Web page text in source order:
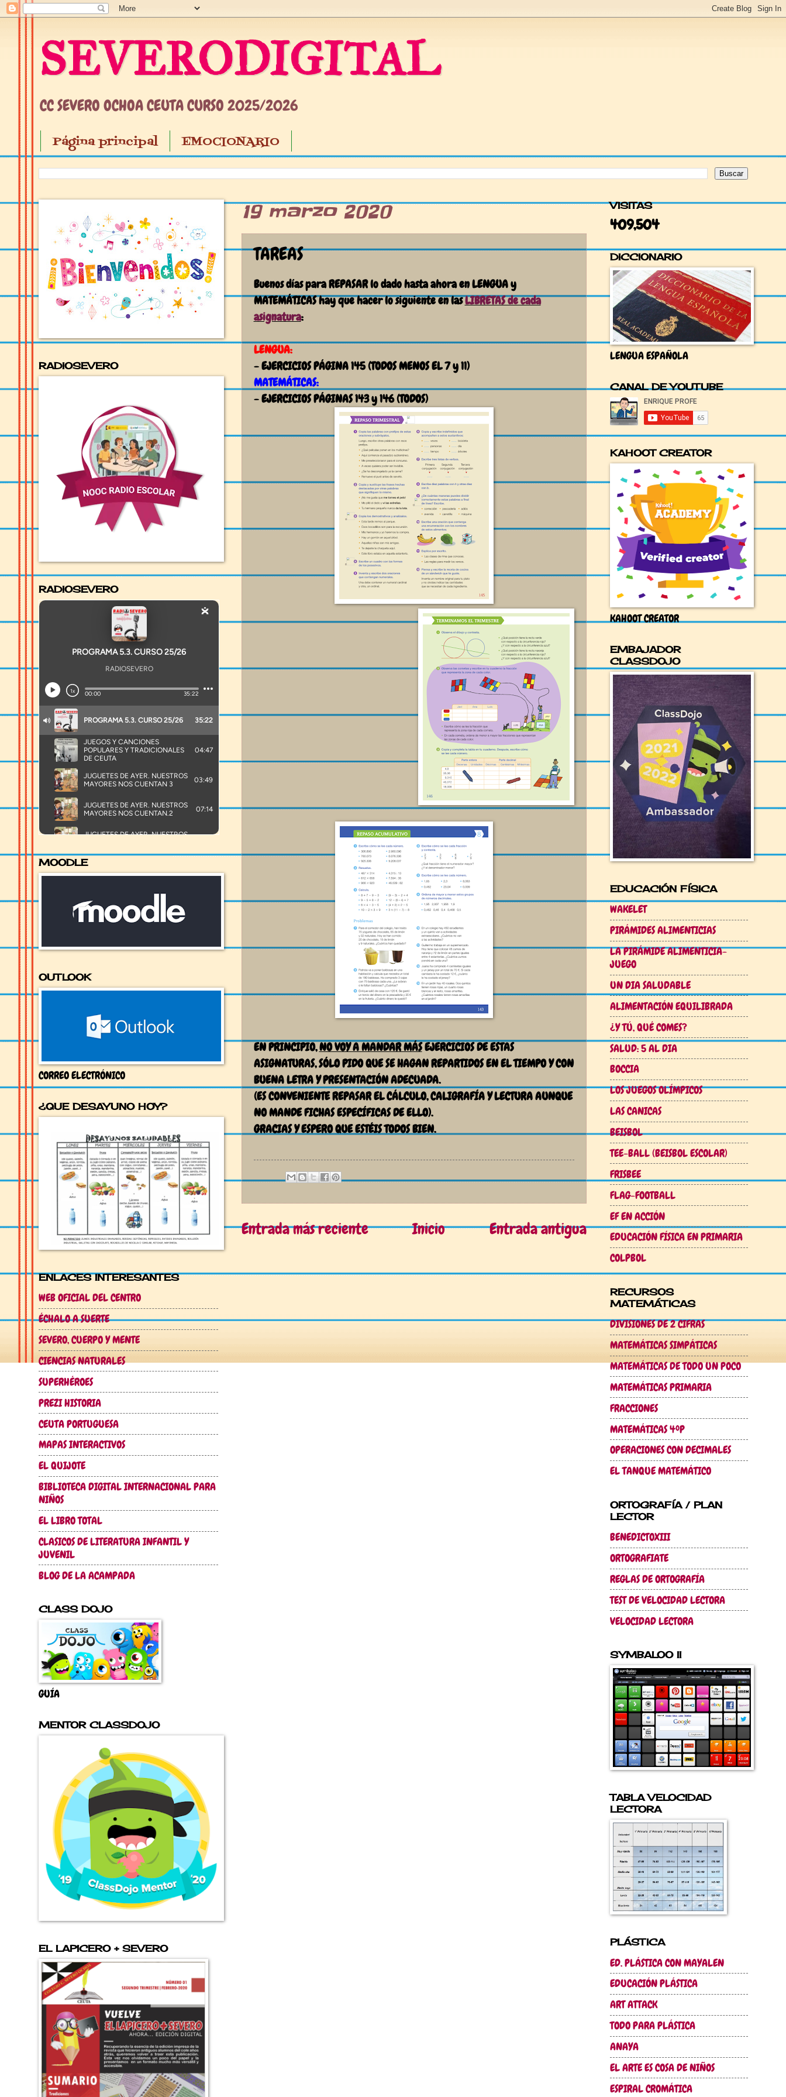
SEVERODIGITAL
CC SEVERO OCHOA CEUTA CURSO 2025/2026
Página principal EMOCIONARIO
19 marzo 2020
TAREAS
Buenos días para REPASAR lo dado hasta ahora en LENGUA y
MATEMÁTICAS hay que hacer lo siguiente en lasLIBRETAS de cada
asignatura:
LENGUA:
- EJERCICIOS PÁGINA 145 (TODOS MENOS EL 7 y 11)
MATEMÁTICAS:
- EJERCICIOS PÁGINAS 143 y 146 (TODOS)
EN PRINCIPIO,NO VOY A MANDAR MÁSEJERCICIOS DE ESTAS
ASIGNATURAS, SÓLO PIDO QUE SE HAGAN REPARTIDOS EN EL TIEMPO Y CON
BUENA LETRA Y PRESENTACIÓN ADECUADA.
(ES CONVENIENTE REPASAR EL CÁLCULO, CALIGRAFÍA Y LECTURA AUNQUE
NO MANDE FICHAS ESPECÍFICAS DE ELLO).
GRACIAS Y ESPERO QUE ESTÉIS TODOS BIEN.
Entrada más reciente Entrada antigua
Inicio
RADIOSEVERO
RADIOSEVERO
MOODLE
OUTLOOK
CORREO ELECTRÓNICO
¿QUE DESAYUNO HOY?
ENLACES INTERESANTES
WEB OFICIAL DEL CENTRO
ÉCHALO A SUERTE
SEVERO, CUERPO Y MENTE
CIENCIAS NATURALES
SUPERHÉROES
PREZI HISTORIA
CEUTA PORTUGUESA
MAPAS INTERACTIVOS
EL QUIJOTE
BIBLIOTECA DIGITAL INTERNACIONAL PARA
NIÑOS
EL LIBRO TOTAL
CLASICOS DE LITERATURA INFANTIL Y
JUVENIL
BLOG DE LA ACAMPADA
CLASS DOJO
GUÍA
MENTOR CLASSDOJO
EL LAPICERO + SEVERO
VISITAS
409,504
DICCIONARIO
LENGUA ESPAÑOLA
CANAL DE YOUTUBE
KAHOOT CREATOR
KAHOOT CREATOR
EMBAJADOR
CLASSDOJO
EDUCACIÓN FÍSICA
WAKELET
PIRÁMIDES ALIMENTICIAS
LA PIRÁMIDE ALIMENTICIA-
JUEGO
UN DIA SALUDABLE
ALIMENTACIÓN EQUILIBRADA
¿Y TÚ, QUÉ COMES?
SALUD: 5 AL DIA
BOCCIA
LOS JUEGOS OLÍMPICOS
LAS CANICAS
BEISBOL
TEE-BALL (BEISBOL ESCOLAR)
FRISBEE
FLAG-FOOTBALL
EF EN ACCIÓN
EDUCACIÓN FÍSICA EN PRIMARIA
COLPBOL
RECURSOS
MATEMÁTICAS
DIVISIONES DE 2 CIFRAS
MATEMÁTICAS SIMPÁTICAS
MATEMÁTICAS DE TODO UN POCO
MATEMÁTICAS PRIMARIA
FRACCIONES
MATEMÁTICAS 4ºP
OPERACIONES CON DECIMALES
EL TANQUE MATEMÁTICO
ORTOGRAFÍA / PLAN
LECTOR
BENEDICTOXIII
ORTOGRAFIATE
REGLAS DE ORTOGRAFÍA
TEST DE VELOCIDAD LECTORA
VELOCIDAD LECTORA
SYMBALOO II
TABLA VELOCIDAD
LECTORA
PLÁSTICA
ED. PLÁSTICA CON MAYALEN
EDUCACIÓN PLÁSTICA
ART ATTACK
TODO PARA PLÁSTICA
ANAYA
EL ARTE ES COSA DE NIÑOS
ESPIRAL CROMÁTICA